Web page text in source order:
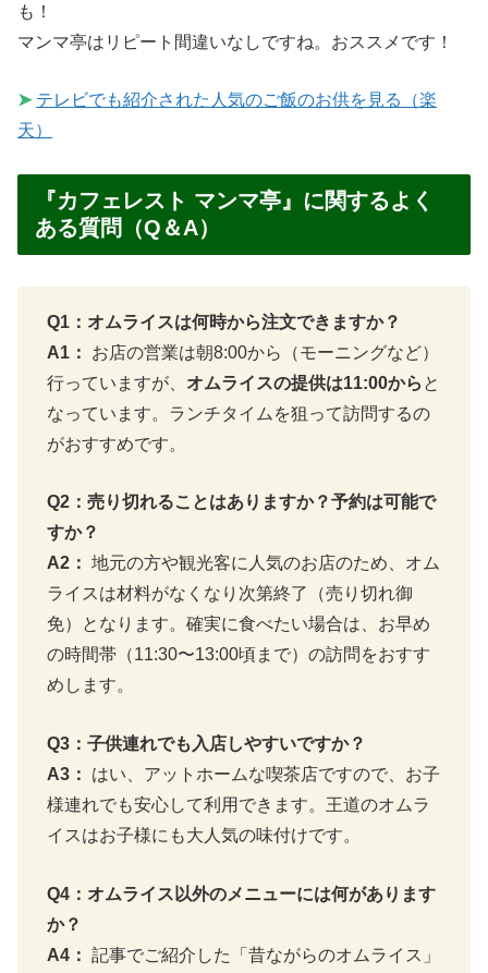
も！
マンマ亭はリピート間違いなしですね。おススメです！
➤ テレビでも紹介された人気のご飯のお供を見る（楽
天）
『カフェレスト マンマ亭』に関するよく
ある質問（Q＆A）
Q1：オムライスは何時から注文できますか？
A1：
お店の営業は朝8:00から（モーニングなど）
行っていますが、 オムライスの提供は11:00から と
なっています。ランチタイムを狙って訪問するの
がおすすめです。
Q2：売り切れることはありますか？予約は可能で
すか？
A2： 地元の方や観光客に人気のお店のため、オム
ライスは材料がなくなり次第終了（売り切れ御
免）となります。確実に食べたい場合は、お早め
の時間帯（11:30〜13:00頃まで）の訪問をおすす
めします。
Q3：子供連れでも入店しやすいですか？
A3：
はい、アットホームな喫茶店ですので、お子
様連れでも安心して利用できます。王道のオムラ
イスはお子様にも大人気の味付けです。
Q4：オムライス以外のメニューには何があります
か？
A4： 記事でご紹介した「昔ながらのオムライス」